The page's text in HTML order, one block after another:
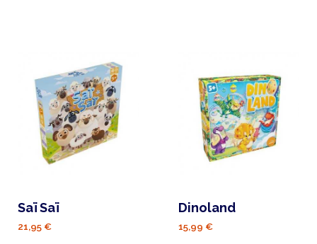
Saï Saï
21,95 €
Dinoland
15,99 €